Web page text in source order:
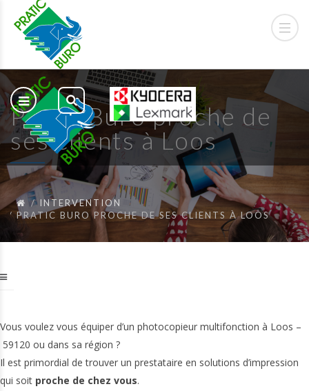
Pratic Buro proche de
ses clients à Loos
INTERVENTION
PRATIC BURO PROCHE DE SES CLIENTS À LOOS
Vous voulez vous équiper d’un photocopieur multifonction à Loos –
59120 ou dans sa région ?
Il est primordial de trouver un prestataire en solutions d’impression
qui soit proche de chez vous.